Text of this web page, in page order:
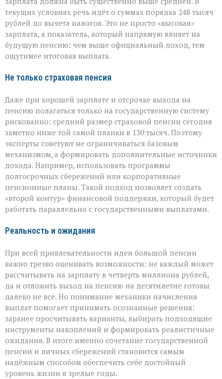
текущих условиях речь идёт о суммах порядка 248 тысяч
рублей до вычета налогов. Это не просто «высокая»
зарплата, а показатель, который напрямую влияет на
будущую пенсию: чем выше официальный доход, тем
ощутимее итоговая выплата.
Не только страховая пенсия
Даже при хорошей зарплате и отсрочке выхода на
пенсию полагаться только на государственную систему
рискованно: средний размер страховой пенсии сегодня
заметно ниже той самой планки в 130 тысяч. Поэтому
эксперты советуют не ограничиваться базовым
механизмом, а формировать дополнительные источники
дохода. Например, использовать программы
долгосрочных сбережений или корпоративные
пенсионные планы. Такой подход позволяет создать
«второй контур» финансовой поддержки, который будет
работать параллельно с государственными выплатами.
Реальность и ожидания
При всей привлекательности идеи большой пенсии
важно трезво оценивать возможности: не каждый может
рассчитывать на зарплату в четверть миллиона рублей,
да и отложить выход на пенсию на десятилетие готовы
далеко не все. Но понимание механики начисления
выплат помогает принимать осознанные решения:
заранее просчитывать варианты, выбирать подходящие
инструменты накоплений и формировать реалистичные
ожидания. В итоге именно сочетание государственной
пенсии и личных сбережений становится самым
надёжным способом обеспечить себе достойный
уровень жизни в зрелые годы.